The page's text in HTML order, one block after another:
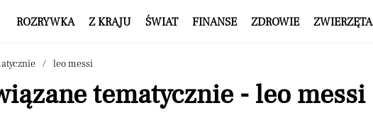
ROZRYWKA Z KRAJU ŚWIAT FINANSE ZDROWIE ZWIERZĘTA
leo messi
tematycznie - leo messi